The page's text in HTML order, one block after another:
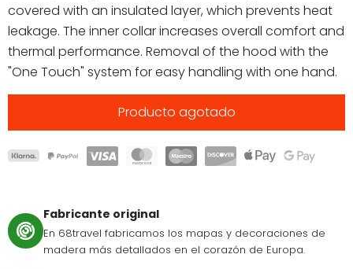
covered with an insulated layer, which prevents heat
leakage. The inner collar increases overall comfort and
thermal performance. Removal of the hood with the
"One Touch" system for easy handling with one hand.
Producto agotado
Fabricante original
En 68travel fabricamos los mapas y decoraciones de
madera más detallados en el corazón de Europa.